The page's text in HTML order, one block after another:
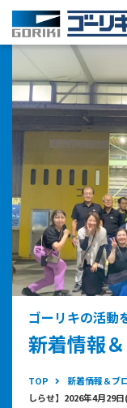
ゴーリキの活動
新着情報
TOP 新着情報＆ブ
しらせ】2026年4月29